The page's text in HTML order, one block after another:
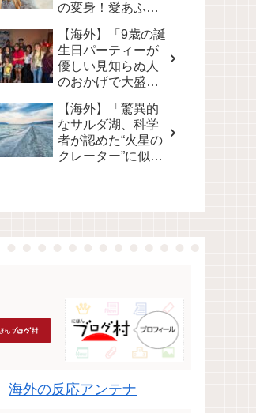
の変身！愛あふれ
いで💖」
【海外】「9歳の誕
生日パーティーが
優しい見知らぬ人
のおかげで大盛況
ライズの裏側」
【海外】「驚異的
なサルダ湖、科学
者が認めた“火星の
クレーター”に似た
海外の反応アンテナ